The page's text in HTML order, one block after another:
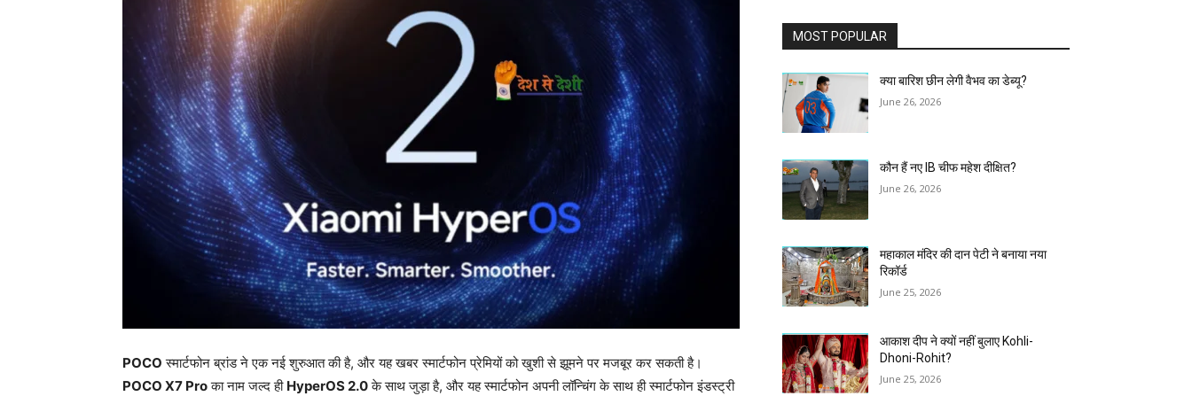
POCO स्मार्टफोन ब्रांड ने एक नई शुरुआत की है, और यह खबर स्मार्टफोन प्रेमियों को खुशी से झूमने पर मजबूर कर सकती है।
POCO X7 Proका नाम जल्द ही HyperOS 2.0के साथ जुड़ा है, और यह स्मार्टफोन अपनी लॉन्चिंग के साथ ही स्मार्टफोन इंडस्ट्री
MOST POPULAR
क्या बारिश छीन लेगी वैभव का डेब्यू?
June 26, 2026
कौन हैं नए IB चीफ महेश दीक्षित?
June 26, 2026
महाकाल मंदिर की दान पेटी ने बनाया नया
रिकॉर्ड
June 25, 2026
आकाश दीप ने क्यों नहीं बुलाए Kohli-
Dhoni-Rohit?
June 25, 2026